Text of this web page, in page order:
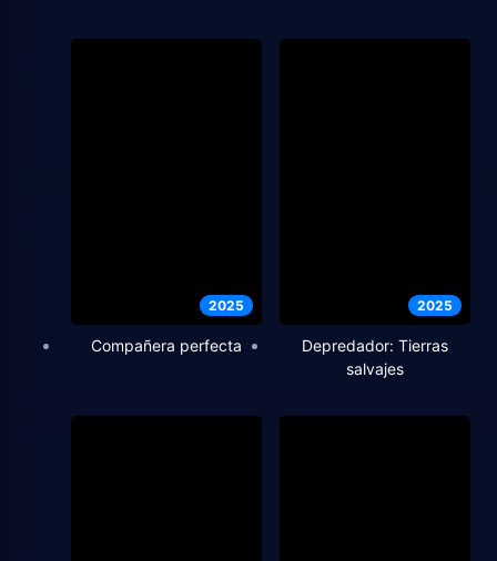
2025
Compañera perfecta
2025
Depredador: Tierras
salvajes